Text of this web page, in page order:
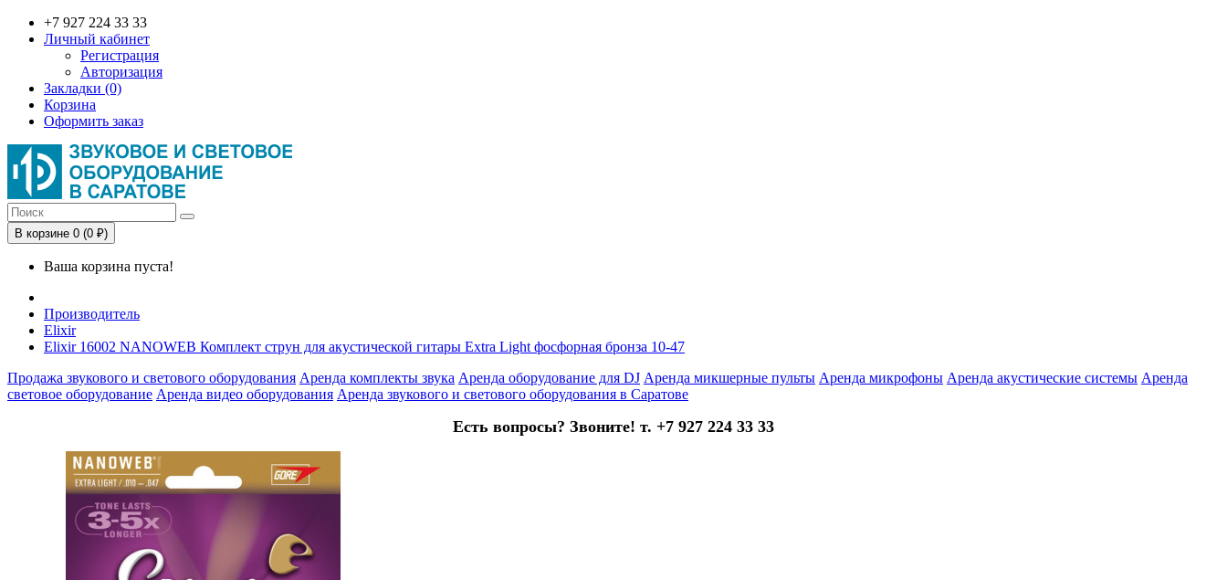
+7 927 224 33 33
Личный кабинет
Регистрация
Авторизация
Закладки (0)
Корзина
Оформить заказ
В корзине 0 (0 ₽)
Ваша корзина пуста!
Производитель
Elixir
Elixir 16002 NANOWEB Комплект струн для акустической гитары Extra Light фосфорная бронза 10-47
Продажа звукового и светового оборудования Аренда комплекты звука Аренда оборудование для DJ Аренда микшерные пульты Аренда микрофоны Аренда акустические системы Аренда
световое оборудование Аренда видео оборудования Аренда звукового и светового оборудования в Саратове
Есть вопросы? Звоните! т. +7 927 224 33 33